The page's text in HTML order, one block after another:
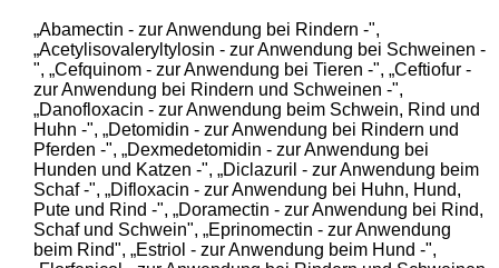
„Abamectin - zur Anwendung bei Rindern -",
„Acetylisovaleryltylosin - zur Anwendung bei Schweinen -
", „Cefquinom - zur Anwendung bei Tieren -", „Ceftiofur -
zur Anwendung bei Rindern und Schweinen -",
„Danofloxacin - zur Anwendung beim Schwein, Rind und
Huhn -", „Detomidin - zur Anwendung bei Rindern und
Pferden -", „Dexmedetomidin - zur Anwendung bei
Hunden und Katzen -", „Diclazuril - zur Anwendung beim
Schaf -", „Difloxacin - zur Anwendung bei Huhn, Hund,
Pute und Rind -", „Doramectin - zur Anwendung bei Rind,
Schaf und Schwein", „Eprinomectin - zur Anwendung
beim Rind", „Estriol - zur Anwendung beim Hund -",